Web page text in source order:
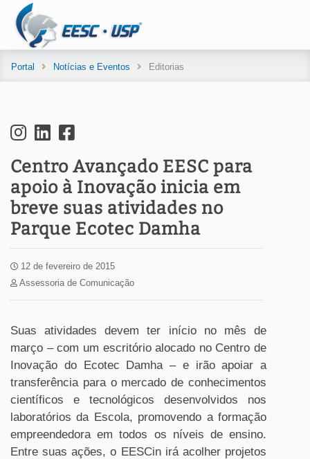
Portal Notícias e Eventos Editorias
Centro Avançado EESC para
apoio à Inovação inicia em
breve suas atividades no
Parque Ecotec Damha
12 de fevereiro de 2015
Assessoria de Comunicação
Suas atividades devem ter início no mês de
março – com um escritório alocado no Centro de
Inovação do Ecotec Damha – e irão apoiar a
transferência para o mercado de conhecimentos
científicos e tecnológicos desenvolvidos nos
laboratórios da Escola, promovendo a formação
empreendedora em todos os níveis de ensino.
Entre suas ações, o EESCin irá acolher projetos